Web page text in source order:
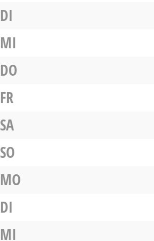
DI
MI
DO
FR
SA
SO
MO
DI
MI